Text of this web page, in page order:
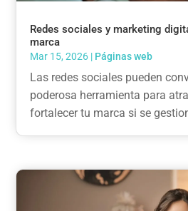
Redes sociales y marketing
marca
Mar 15, 2026 | Páginas web
Las redes sociales pueden
poderosa herramienta para
fortalecer tu marca si se